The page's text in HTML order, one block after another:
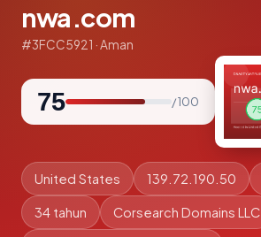
nwa.com
#3FCC5921 · Aman
75 / 100
United States 139.72.190.50
34 tahun Corsearch Domains LLC